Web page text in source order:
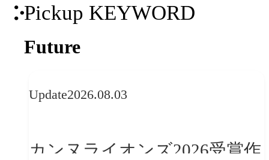
Pickup KEYWORD
Future
Update2026.08.03
カンヌライオンズ2026受賞作